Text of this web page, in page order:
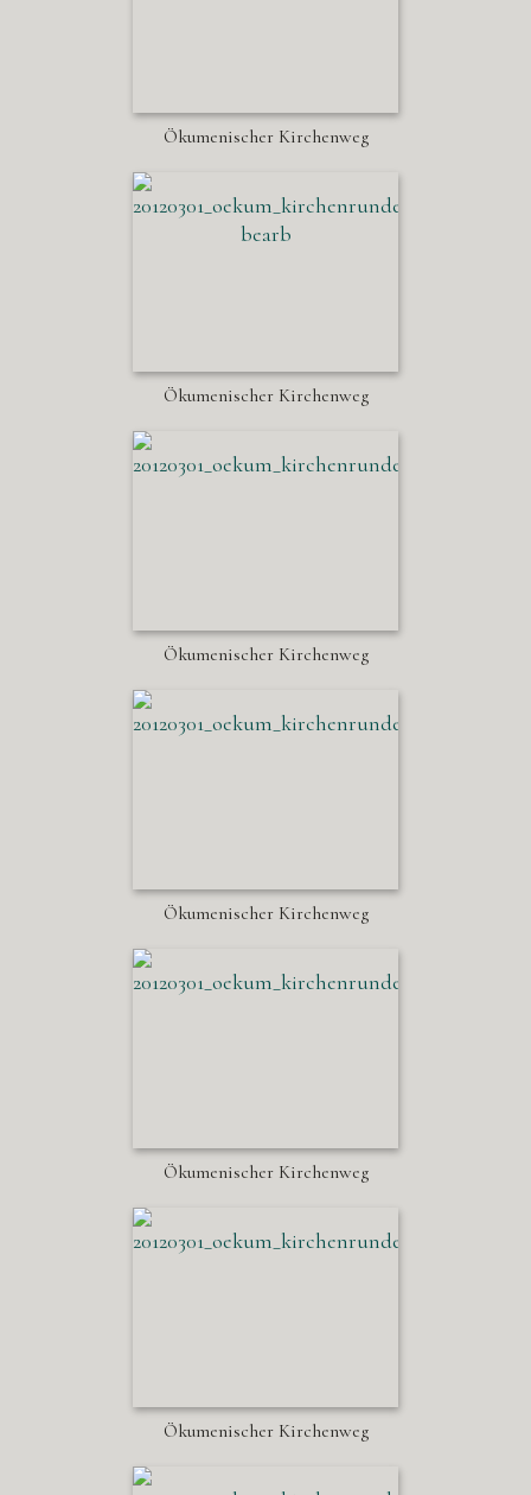
Ökumenischer Kirchenweg
Ökumenischer Kirchenweg
Ökumenischer Kirchenweg
Ökumenischer Kirchenweg
Ökumenischer Kirchenweg
Ökumenischer Kirchenweg